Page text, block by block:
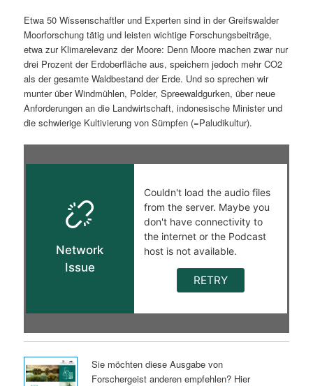
n
Etwa 50 Wissenschaftler und Experten sind in der Greifswalder
Moorforschung tätig und leisten wichtige Forschungsbeiträge,
etwa zur Klimarelevanz der Moore: Denn Moore machen zwar nur
drei Prozent der Erdoberfläche aus, speichern jedoch mehr CO2
als der gesamte Waldbestand der Erde. Und so sprechen wir
munter über Windmühlen, Polder, Spreewaldgurken, über neue
Anforderungen an die Landwirtschaft, indonesische Minister und
die schwierige Kultivierung von Sümpfen (=Paludikultur).
Sie möchten diese Ausgabe von
Forschergeist anderen empfehlen? Hier